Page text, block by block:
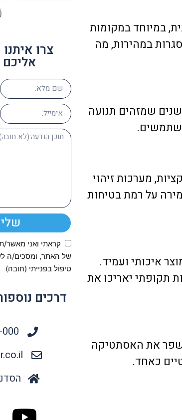
במיוחד במקומות
במהירות, מה
שמזהים תנועה
מערכות זיהוי
על רמת בטיחות
איכותי ועמיד.
תקופתי יאריכו את
משפר את האסתטיקה
כאחד.
Shalem
שלם.
צרו
קראתי ואני
של האתר, ומסכים/ה
טיפול בפנייתי (חובה)
דרכים
הסדנא 13,